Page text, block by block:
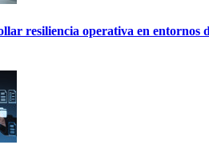
resiliencia operativa en entornos